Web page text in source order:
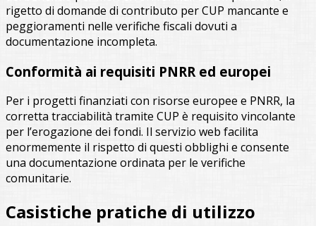
rigetto di domande di contributo per CUP mancante e
peggioramenti nelle verifiche fiscali dovuti a
documentazione incompleta.
Conformità ai requisiti PNRR ed europei
Per i progetti finanziati con risorse europee e PNRR, la
corretta tracciabilità tramite CUP è requisito vincolante
per l’erogazione dei fondi. Il servizio web facilita
enormemente il rispetto di questi obblighi e consente
una documentazione ordinata per le verifiche
comunitarie.
Casistiche pratiche di utilizzo